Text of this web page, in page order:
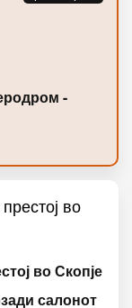
-
во Скопје
салонот